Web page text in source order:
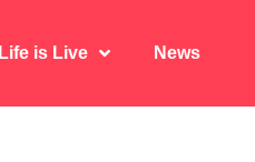
Life is Live News